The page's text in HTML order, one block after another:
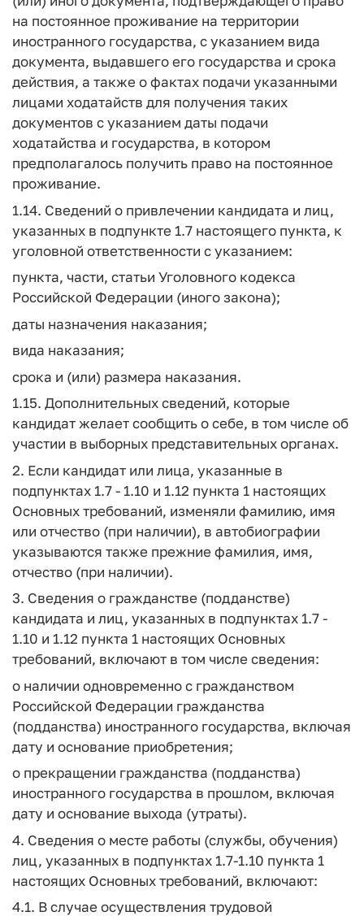
на постоянное проживание на территории
иностранного государства, с указанием вида
документа, выдавшего его государства и срока
действия, а также о фактах подачи указанными
лицами ходатайств для получения таких
документов с указанием даты подачи
ходатайства и государства, в котором
предполагалось получить право на постоянное
проживание.
1.14. Сведений о привлечении кандидата и лиц,
указанных в подпункте 1.7 настоящего пункта, к
уголовной ответственности с указанием:
пункта, части, статьи Уголовного кодекса
Российской Федерации (иного закона);
даты назначения наказания;
вида наказания;
срока и (или) размера наказания.
1.15. Дополнительных сведений, которые
кандидат желает сообщить о себе, в том числе об
участии в выборных представительных органах.
2. Если кандидат или лица, указанные в
подпунктах 1.7 - 1.10 и 1.12 пункта 1 настоящих
Основных требований, изменяли фамилию, имя
или отчество (при наличии), в автобиографии
указываются также прежние фамилия, имя,
отчество (при наличии).
3. Сведения о гражданстве (подданстве)
кандидата и лиц, указанных в подпунктах 1.7 -
1.10 и 1.12 пункта 1 настоящих Основных
требований, включают в том числе сведения:
о наличии одновременно с гражданством
Российской Федерации гражданства
(подданства) иностранного государства, включая
дату и основание приобретения;
о прекращении гражданства (подданства)
иностранного государства в прошлом, включая
дату и основание выхода (утраты).
4. Сведения о месте работы (службы, обучения)
лиц, указанных в подпунктах 1.7-1.10 пункта 1
настоящих Основных требований, включают:
4.1. В случае осуществления трудовой